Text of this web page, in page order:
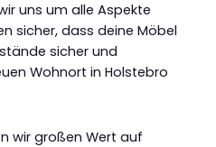
uns um alle Aspekte
sicher, dass deine Möbel
sicher und
Wohnort in Holstebro
wir großen Wert auf